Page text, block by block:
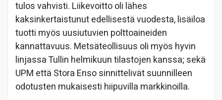
tulos vahvisti. Liikevoitto oli lähes
kaksinkertaistunut edellisestä vuodesta, lisäiloa
tuotti myös uusiutuvien polttoaineiden
kannattavuus. Metsäteollisuus oli myös hyvin
linjassa Tullin helmikuun tilastojen kanssa; sekä
UPM että Stora Enso sinnittelivät suunnilleen
odotusten mukaisesti hiipuvilla markkinoilla.